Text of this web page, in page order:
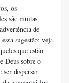
os
são muitas
de
sugestão; veja
que estão
Deus sobre o
ser dispersar